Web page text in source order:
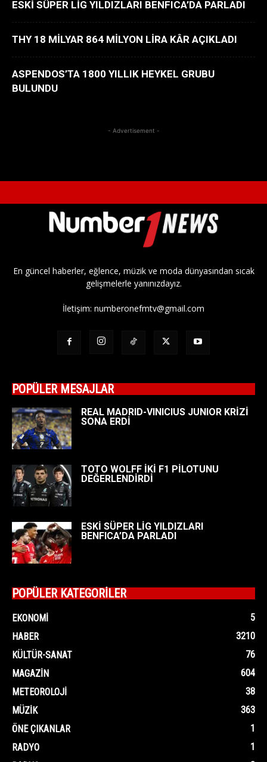
ESKİ SÜPER LİG YILDIZLARI BENFICA’DA PARLADI
THY 18 MİLYAR 864 MİLYON LİRA KÂR AÇIKLADI
ASPENDOS’TA 1800 YILLIK HEYKEL GRUBU
BULUNDU
- Advertisement -
En güncel haberler, eğlence, müzik ve moda dünyasından sıcak
gelişmelerle yanınızdayız.
İletişim: numberonefmtv@gmail.com
POPÜLER MESAJLAR
REAL MADRID-VINICIUS JUNIOR KRİZİ
SONA ERDİ
TOTO WOLFF İKİ F1 PİLOTUNU
DEĞERLENDİRDİ
ESKİ SÜPER LİG YILDIZLARI
BENFICA’DA PARLADI
POPÜLER KATEGORİLER
EKONOMI
5
HABER
3210
KÜLTÜR-SANAT
76
MAGAZIN
604
METEOROLOJI
38
MÜZIK
363
ÖNE ÇIKANLAR
1
RADYO
1